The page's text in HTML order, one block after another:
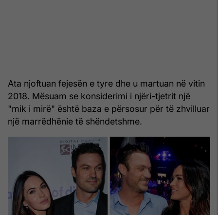
Ata njoftuan fejesën e tyre dhe u martuan në vitin
2018. Mësuam se konsiderimi i njëri-tjetrit një
"mik i mirë" është baza e përsosur për të zhvilluar
një marrëdhënie të shëndetshme.